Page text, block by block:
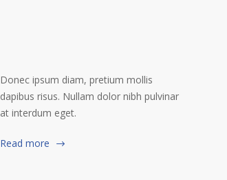
Donec ipsum diam, pretium mollis
dapibus risus. Nullam dolor nibh pulvinar
at interdum eget.
Read more